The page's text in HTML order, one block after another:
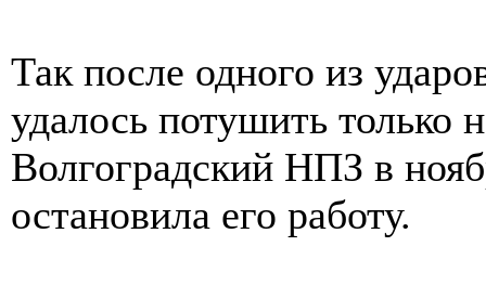
Так после одного из
удалось потушить только
Волгоградский НПЗ в
остановила его работу.